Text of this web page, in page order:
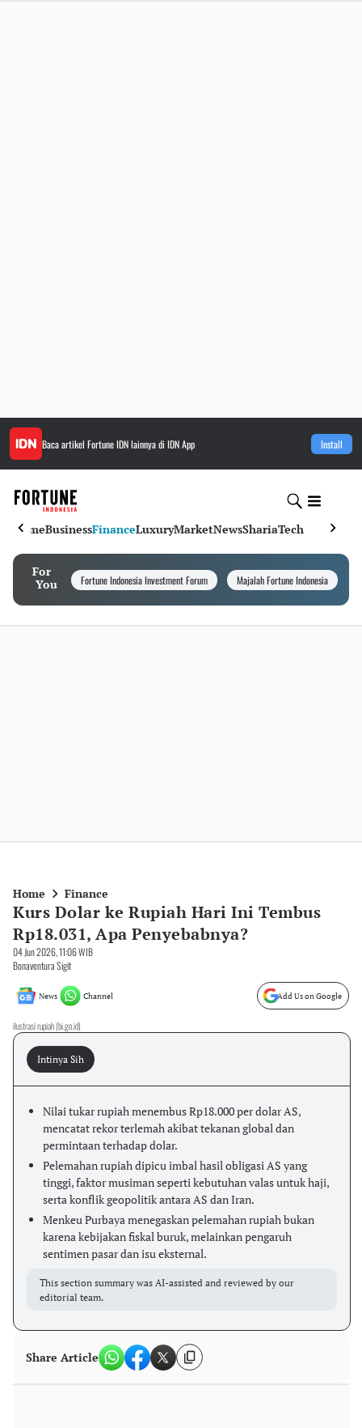
Baca artikel Fortune IDNlainnya di IDN App Install
HomeBusinessFinanceLuxuryMarketNewsShariaTech
For
You
Fortune Indonesia Investment Forum Majalah Fortune Indonesia
Home Finance
Kurs Dolar ke Rupiah Hari Ini Tembus
Rp18.031, Apa Penyebabnya?
04 Jun 2026, 11:06 WIB
Bonaventura Sigit
News Channel Add Us on Google
ilustrasi rupiah (bi.go.id)
Intinya Sih
Nilai tukar rupiah menembus Rp18.000 per dolar AS,
mencatat rekor terlemah akibat tekanan global dan
permintaan terhadap dolar.
Pelemahan rupiah dipicu imbal hasil obligasi AS yang
tinggi, faktor musiman seperti kebutuhan valas untuk haji,
serta konflik geopolitik antara AS dan Iran.
Menkeu Purbaya menegaskan pelemahan rupiah bukan
karena kebijakan fiskal buruk, melainkan pengaruh
sentimen pasar dan isu eksternal.
This section summary was AI-assisted and reviewed by our
editorial team.
Share Article